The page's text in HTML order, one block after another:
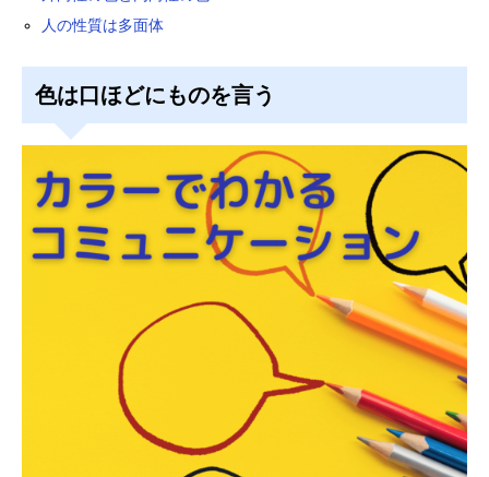
人の性質は多面体
色は口ほどにものを言う